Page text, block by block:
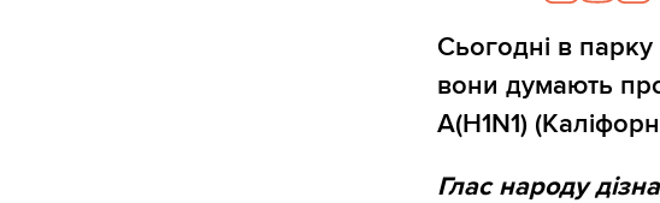
Сьогодні в
вони думають
А(H1N1)
Глас народу